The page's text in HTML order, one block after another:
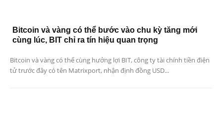
Bitcoin và vàng có thể bước vào chu kỳ tăng mới
cùng lúc, BIT chỉ ra tín hiệu quan trọng
Bitcoin và vàng có thể cùng hưởng lợi BIT, công ty tài chính tiền điện
tử trước đây có tên Matrixport, nhận định đồng USD...